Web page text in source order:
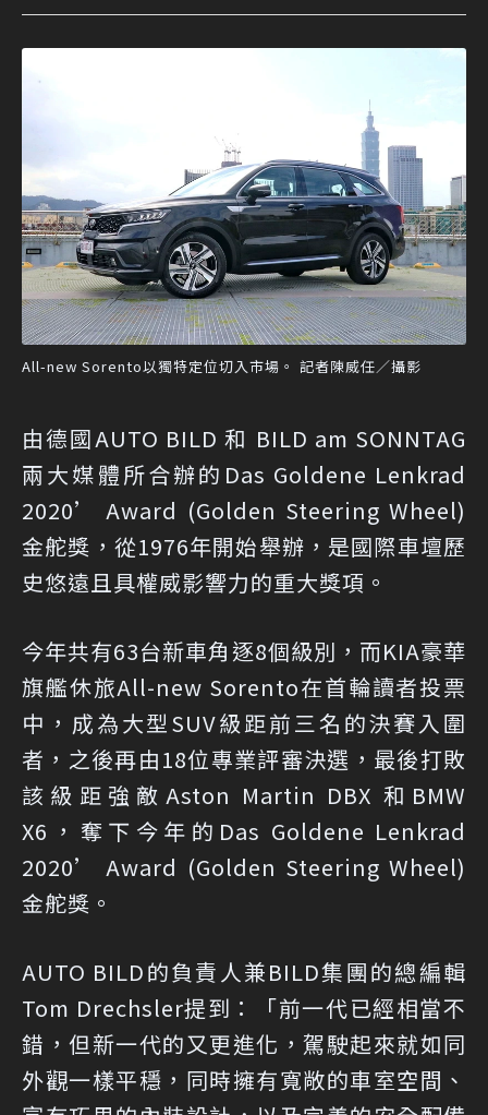
All-new Sorento以獨特定位切入市場。 記者陳威任／攝影
由德國AUTO BILD 和 BILD am SONNTAG
兩大媒體所合辦的Das Goldene Lenkrad
2020’ Award (Golden Steering Wheel)
金舵獎，從1976年開始舉辦，是國際車壇歷
史悠遠且具權威影響力的重大獎項。
今年共有63台新車角逐8個級別，而KIA豪華
旗艦休旅All-new Sorento在首輪讀者投票
中，成為大型SUV級距前三名的決賽入圍
者，之後再由18位專業評審決選，最後打敗
該級距強敵Aston Martin DBX 和BMW
X6，奪下今年的Das Goldene Lenkrad
2020’ Award (Golden Steering Wheel)
金舵獎。
AUTO BILD的負責人兼BILD集團的總編輯
Tom Drechsler提到：「前一代已經相當不
錯，但新一代的又更進化，駕駛起來就如同
外觀一樣平穩，同時擁有寬敞的車室空間、